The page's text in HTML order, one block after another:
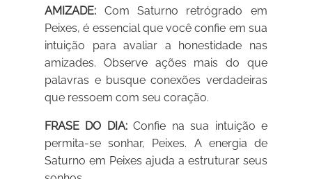
AMIZADE: Com Saturno retrógrado em
Peixes, é essencial que você confie em sua
intuição para avaliar a honestidade nas
amizades. Observe ações mais do que
palavras e busque conexões verdadeiras
que ressoem com seu coração.
FRASE DO DIA:Confie na sua intuição e
permita-se sonhar, Peixes. A energia de
Saturno em Peixes ajuda a estruturar seus